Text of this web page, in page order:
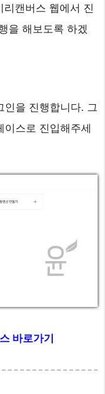
캔버스 웹에서 진
을 해보도록 하겠
인을 진행합니다. 그
이스로 진입해주세
바로가기